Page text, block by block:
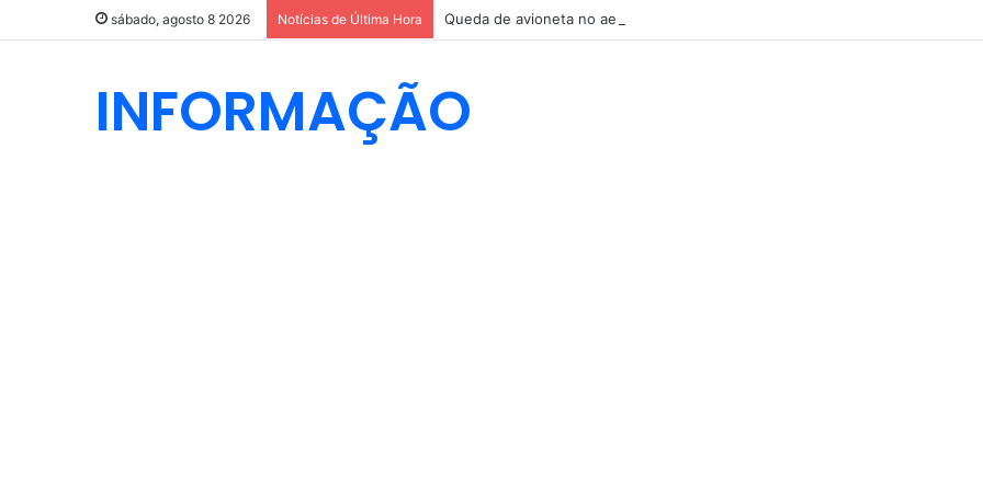
sábado, agosto 8 2026 Notícias de Última Hora Queda de avioneta no aeródromo de Portimão causa um morto
INFORMAÇÃO